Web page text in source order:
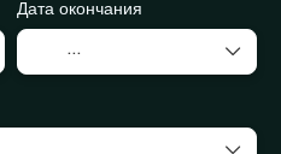
Дата окончания